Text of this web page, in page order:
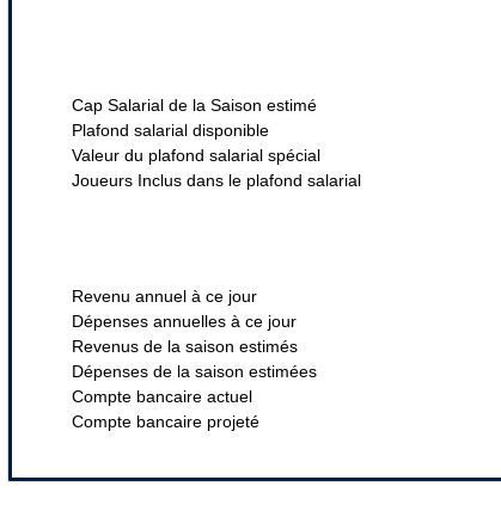
Cap Salarial de la Saison estimé
Plafond salarial disponible
Valeur du plafond salarial spécial
Joueurs Inclus dans le plafond salarial
Revenu annuel à ce jour
Dépenses annuelles à ce jour
Revenus de la saison estimés
Dépenses de la saison estimées
Compte bancaire actuel
Compte bancaire projeté